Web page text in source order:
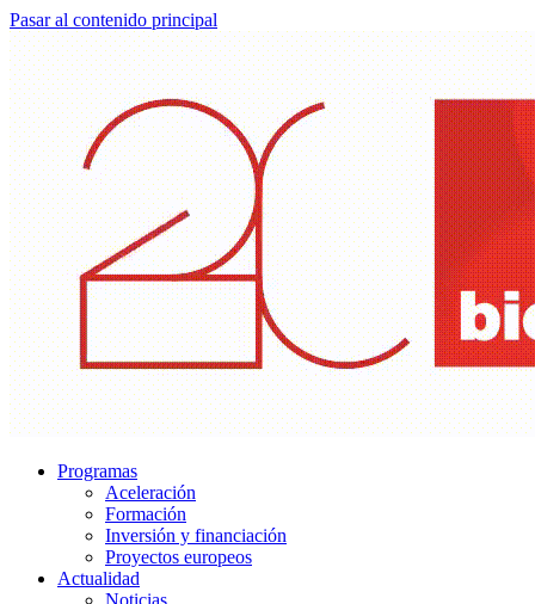
Pasar al contenido principal
Programas
Aceleración
Formación
Inversión y financiación
Proyectos europeos
Actualidad
Noticias